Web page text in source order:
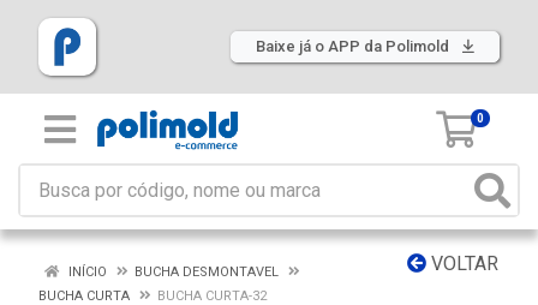
Baixe já o APP da Polimold
0
VOLTAR
INÍCIO
BUCHA DESMONTAVEL
BUCHA CURTA
BUCHA CURTA-32